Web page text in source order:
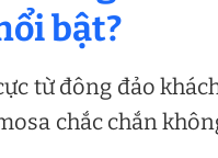
bật?
từ đông đảo
chắc chắn